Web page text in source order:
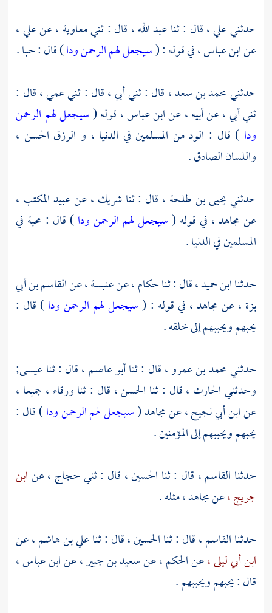
حدثنيعلي ،قال : ثناعبد الله ، قال : ثنيمعاوية ،عنعلي،
عنابن عباس ،في قوله : (سيجعل لهم الرحمن ودا) قال : حبا .
حدثنيمحمد بن سعد ، قال : ثني أبي ، قال : ثني عمي ، قال :
ثني أبي ، عن أبيه ، عنابن عباس ، قوله (سيجعل لهم الرحمن
ودا ) قال : الود من المسلمين في الدنيا ، و الرزق الحسن ،
واللسان الصادق .
حدثنييحيى بن طلحة ، قال : ثناشريك ، عنعبيد المكتب ،
عنمجاهد ، في قوله (سيجعل لهم الرحمن ودا) قال : محبة في
المسلمين في الدنيا .
حدثناابن حميد ،قال : ثناحكام ،عنعنبسة ،عنالقاسم بن أبي
بزة ،عنمجاهد ، في قوله : (سيجعل لهم الرحمن ودا) قال :
يحبهم ويحببهم إلى خلقه .
حدثنيمحمد بن عمرو ،قال : ثناأبو عاصم ،قال : ثناعيسى;
وحدثنيالحارث ،قال : ثنا الحسن ، قال : ثناورقاء ، جميعا ،
عنابن أبي نجيح ،عنمجاهد(سيجعل لهم الرحمن ودا) قال :
يحبهم ويحببهم إلى المؤمنين .
حدثنا القاسم ، قال : ثنا الحسين ، قال : ثنيحجاج ،عنابن
جريج ،عنمجاهد ،مثله .
حدثناالقاسم ،قال : ثناالحسين ،قال : ثناعلي بن هاشم ،عن
ابن أبي ليلى ،عنالحكم ،عنسعيد بن جبير ،عنابن عباس ،
قال : يحبهم ويحببهم .